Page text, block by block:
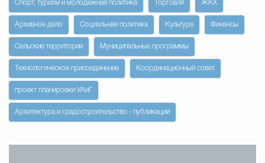
Избирательная
Общественная
Спорт, туризм и молодежная политика Торговля ЖКХ
Архивное дело Социальная политика Культура Финансы
Сельские территории Муниципальные программы
Технологическое присоединение Координационный совет
проект планировки УАиГ
Архитектура и градостроительство - публикации